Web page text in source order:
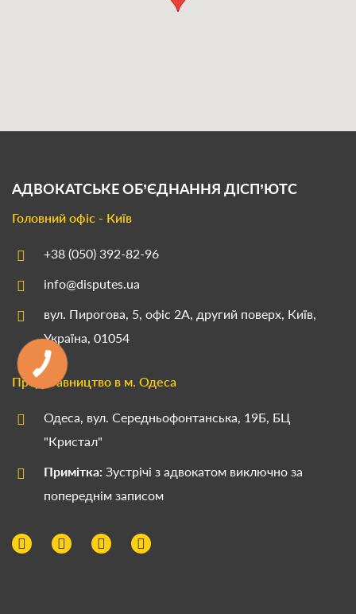
АДВОКАТСЬКЕ ОБ’ЄДНАННЯ ДІСП’ЮТС
Головний офіс - Київ
+38 (050) 392-82-96
info@disputes.ua
вул. Пирогова, 5, офіс 2А, другий поверх, Київ,
Україна, 01054
Представництво в м. Одеса
Одеса, вул. Середньофонтанська, 19Б, БЦ
"Кристал"
Примітка: Зустрічі з адвокатом виключно за
попереднім записом